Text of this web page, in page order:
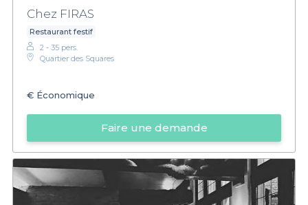
Chez FIRAS
Restaurant festif
2 - 35 pers.
Quartier des Squares
€ Économique
Faire une demande